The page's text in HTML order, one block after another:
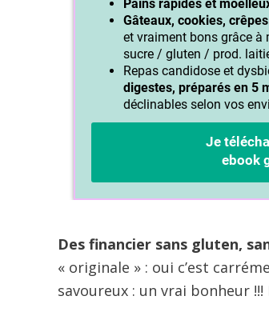
Des financier sans gluten,
« originale » : oui c’est
savoureux : un vrai bonheur